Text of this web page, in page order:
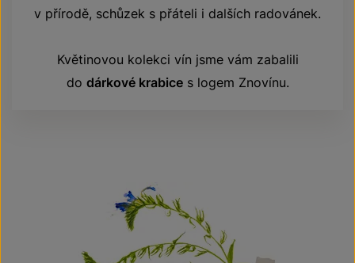
v přírodě, schůzek s přáteli i dalších radovánek.
Květinovou kolekci vín jsme vám zabalili
do dárkové krabices logem Znovínu.